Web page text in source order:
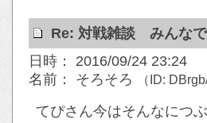
Re: 対戦雑談 みんな
日時： 2016/09/24 23:24
名前： そろそろ
（ID:
てぴさん今はそんなにつ